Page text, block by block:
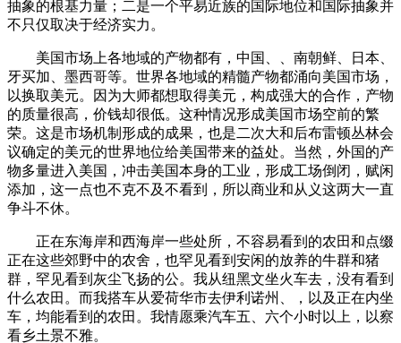
抽象的根基力量；二是一个平易近族的国际地位和国际抽象并
不只仅取决于经济实力。
美国市场上各地域的产物都有，中国、、南朝鲜、日本、
牙买加、墨西哥等。世界各地域的精髓产物都涌向美国市场，
以换取美元。因为大师都想取得美元，构成强大的合作，产物
的质量很高，价钱却很低。这种情况形成美国市场空前的繁
荣。这是市场机制形成的成果，也是二次大和后布雷顿丛林会
议确定的美元的世界地位给美国带来的益处。当然，外国的产
物多量进入美国，冲击美国本身的工业，形成工场倒闭，赋闲
添加，这一点也不克不及不看到，所以商业和从义这两大一直
争斗不休。
正在东海岸和西海岸一些处所，不容易看到的农田和点缀
正在这些郊野中的农舍，也罕见看到安闲的放养的牛群和猪
群，罕见看到灰尘飞扬的公。我从纽黑文坐火车去，没有看到
什么农田。而我搭车从爱荷华市去伊利诺州、，以及正在内坐
车，均能看到的农田。我情愿乘汽车五、六个小时以上，以察
看乡土景不雅。